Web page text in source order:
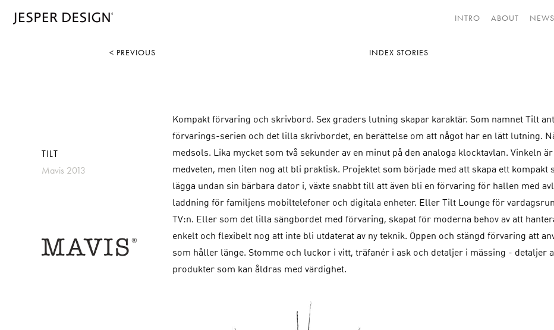
INTRO ABOUT NEWS
< PREVIOUS INDEX STORIES
TILT
Mavis 2013
Kompakt förvaring och skrivbord. Sex graders lutning skapar karaktär. Som namnet Tilt
förvarings-serien och det lilla skrivbordet, en berättelse om att något har en lätt lutning.
medsols. Lika mycket som två sekunder av en minut på den analoga klocktavlan. Vinkeln
medveten, men liten nog att bli praktisk. Projektet som började med att skapa ett
lägga undan sin bärbara dator i, växte snabbt till att även bli en förvaring för hallen med
laddning för familjens mobiltelefoner och digitala enheter. Eller Tilt Lounge för
TV:n. Eller som det lilla sängbordet med förvaring, skapat för moderna behov av att
enkelt och flexibelt nog att inte bli utdaterat av ny teknik. Öppen och stängd förvaring att
som håller länge. Stomme och luckor i vitt, träfanér i ask och detaljer i mässing - detaljer
produkter som kan åldras med värdighet.